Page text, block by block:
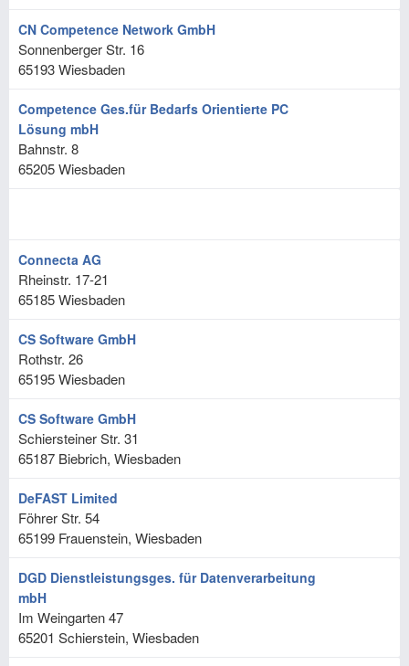
CN Competence Network GmbH
Sonnenberger Str. 16
65193Wiesbaden
Competence Ges.für Bedarfs Orientierte PC
Lösung mbH
Bahnstr. 8
65205Wiesbaden
Connecta AG
Rheinstr. 17-21
65185Wiesbaden
CS Software GmbH
Rothstr. 26
65195Wiesbaden
CS Software GmbH
Schiersteiner Str. 31
65187 Biebrich, Wiesbaden
DeFAST Limited
Föhrer Str. 54
65199 Frauenstein, Wiesbaden
DGD Dienstleistungsges. für Datenverarbeitung
mbH
Im Weingarten 47
65201 Schierstein, Wiesbaden